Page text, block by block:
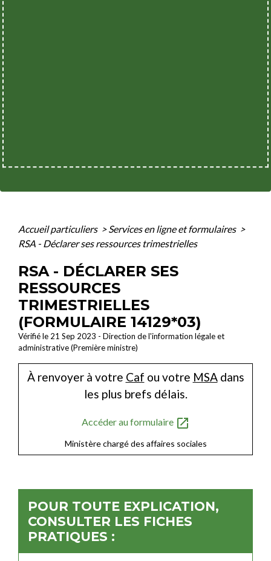
Accueil particuliers > Services en ligne et formulaires >
RSA - Déclarer ses ressources trimestrielles
RSA - DÉCLARER SES
RESSOURCES
TRIMESTRIELLES
(FORMULAIRE 14129*03)
Vérifié le 21 Sep 2023 - Direction de l'information légale et
administrative (Première ministre)
À renvoyer à votre Caf ou votre MSAdans
les plus brefs délais.
Accéder au formulaire open_in_new
Ministère chargé des affaires sociales
POUR TOUTE EXPLICATION,
CONSULTER LES FICHES
PRATIQUES :